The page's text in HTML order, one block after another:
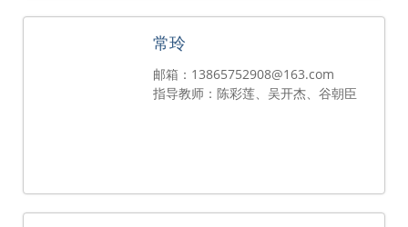
常玲
邮箱：13865752908@163.com
指导教师：陈彩莲、吴开杰、谷朝臣